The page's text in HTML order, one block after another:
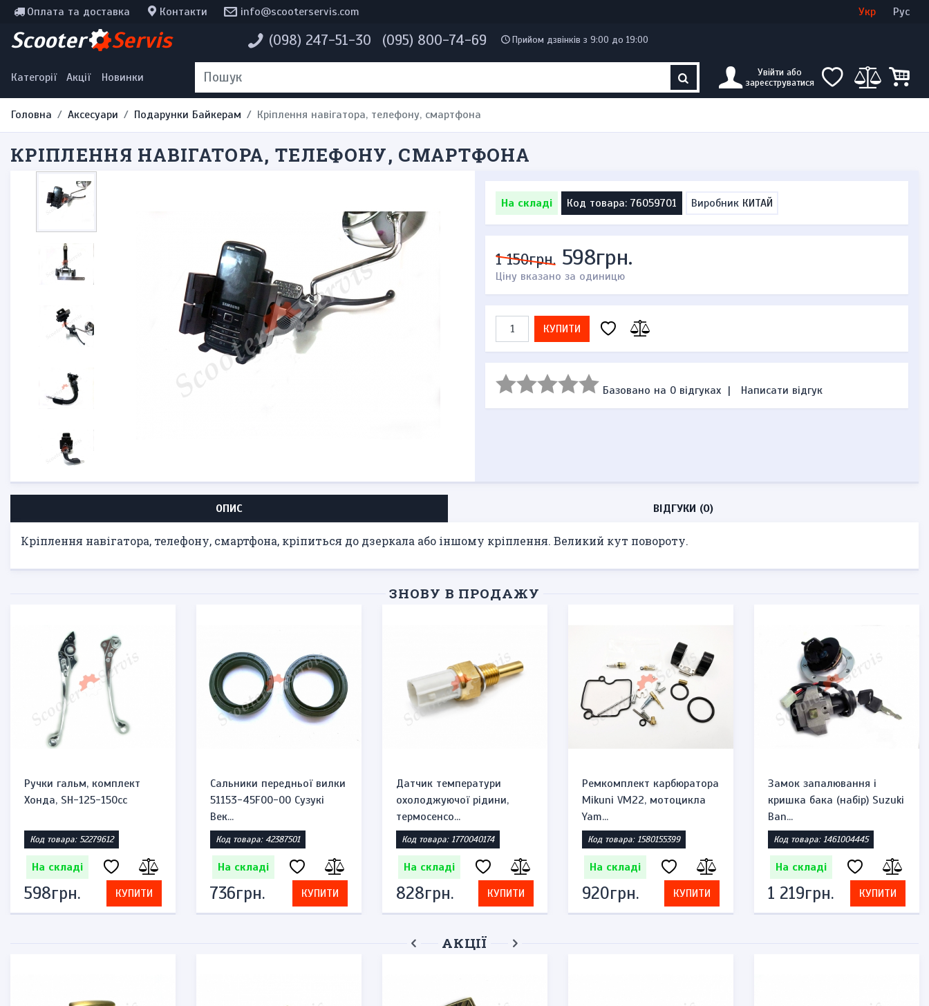
Оплата та доставка Контакти info@scooterservis.com Укр Рус
Scooter Servis (098) 247-51-30 (095) 800-74-69 Прийом дзвінків з 9:00 до 19:00
Категорії Акції Новинки
Увійти або
зареєструватися
Інструменти, мотохімія
Наклейки
Одяг та екіпірування
Головна Аксесуари Подарунки Байкерам Кріплення навігатора, телефону, смартфона
КРІПЛЕННЯ НАВІГАТОРА, ТЕЛЕФОНУ, СМАРТФОНА
На складі Код товара: 76059701 Виробник КИТАЙ
1 150грн. 598грн.
Ціну вказано за одиницю
КУПИТИ
Базовано на 0 відгуках | Написати відгук
ОПИС ВІДГУКИ (0)
Кріплення навігатора, телефону, смартфона, кріпиться до дзеркала або іншому кріплення. Великий кут повороту.
ЗНОВУ В ПРОДАЖУ
Ручки гальм, комплект
Хонда, SH-125-150cc
Код товара: 52279612
На складі
598грн. КУПИТИ
Сальники передньої вилки
51153-45F00-00 Сузукі
Век...
Код товара: 42387501
На складі
736грн. КУПИТИ
Датчик температури
охолоджуючої рідини,
термосенсо...
Код товара: 1770040174
На складі
828грн. КУПИТИ
Ремкомплект карбюратора
Mikuni VM22, мотоцикла
Yam...
Код товара: 1580155399
На складі
920грн. КУПИТИ
Замок запалювання і
кришка бака (набір) Suzuki
Ban...
Код товара: 1461004445
На складі
1 219грн. КУПИТИ
АКЦІЇ